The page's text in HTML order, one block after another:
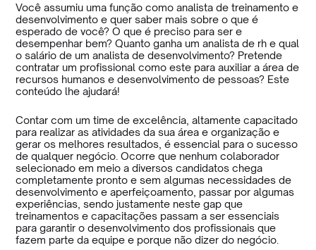
Você assumiu uma função como analista de treinamento e
desenvolvimento e quer saber mais sobre o que é
esperado de você? O que é preciso para ser e
desempenhar bem? Quanto ganha um analista de rh e qual
o salário de um analista de desenvolvimento? Pretende
contratar um profissional como este para auxiliar a área de
recursos humanos e desenvolvimento de pessoas? Este
conteúdo lhe ajudará!
Contar com um time de excelência, altamente capacitado
para realizar as atividades da sua área e organização e
gerar os melhores resultados, é essencial para o sucesso
de qualquer negócio. Ocorre que nenhum colaborador
selecionado em meio a diversos candidatos chega
completamente pronto e sem algumas necessidades de
desenvolvimento e aperfeiçoamento, passar por algumas
experiências, sendo justamente neste gap que
treinamentos e capacitações passam a ser essenciais
para garantir o desenvolvimento dos profissionais que
fazem parte da equipe e porque não dizer do negócio.